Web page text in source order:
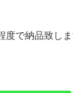
で納品致し